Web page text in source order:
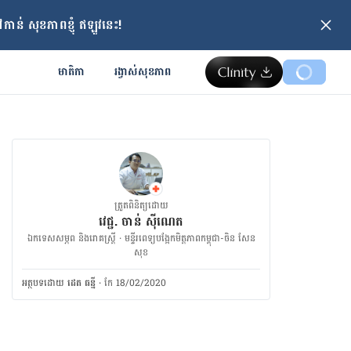
ន់ សុខភាពខ្ញុំ ឥឡូវនេះ!
មាតិកា រង្វាស់​សុខភាព
ត្រួតពិនិត្យដោយ
វេជ្ជ. ចាន់ ស៊ីណេត
ឯកទេសសម្ភព និងរោគស្ត្រី · ម​ន្ទីរពេទ្យបង្អែកមិត្តភាពកម្ពុជា-ចិន សែន
សុខ
អត្ថបទ​ដោយ ដេត ធន្នី ·កែ 18/02/2020